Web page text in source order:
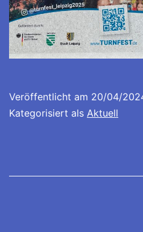
Veröffentlicht am 20/04/
Kategorisiert als Aktuell